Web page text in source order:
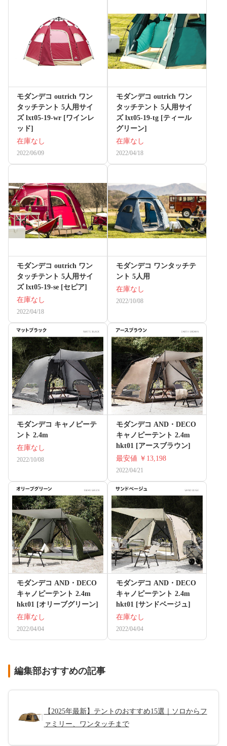
モダンデコ outrich ワン
タッチテント 5人用サイ
ズ lxt05-19-wr [ワインレ
ッド]
在庫なし
2022/06/09
モダンデコ outrich ワン
タッチテント 5人用サイ
ズ lxt05-19-tg [ティール
グリーン]
在庫なし
2022/04/18
モダンデコ outrich ワン
タッチテント 5人用サイ
ズ lxt05-19-se [セピア]
在庫なし
2022/04/18
モダンデコ ワンタッチテ
ント 5人用
在庫なし
2022/10/08
モダンデコ キャノピーテ
ント 2.4m
在庫なし
2022/10/08
モダンデコ AND・DECO
キャノピーテント 2.4m
hkt01 [アースブラウン]
最安値 ￥13,198
2022/04/21
モダンデコ AND・DECO
キャノピーテント 2.4m
hkt01 [オリーブグリーン]
在庫なし
2022/04/04
モダンデコ AND・DECO
キャノピーテント 2.4m
hkt01 [サンドベージュ]
在庫なし
2022/04/04
編集部おすすめの記事
【2025年最新】テントのおすすめ15選｜ソロからフ
ァミリー、ワンタッチまで